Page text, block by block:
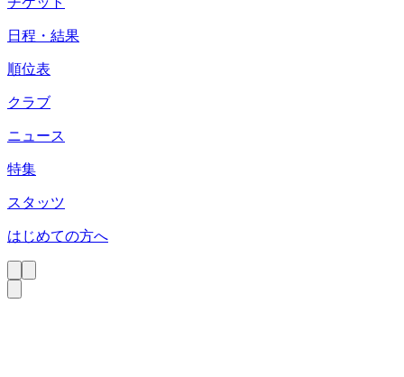
日程・結果
順位表
クラブ
ニュース
特集
スタッツ
はじめての方へ